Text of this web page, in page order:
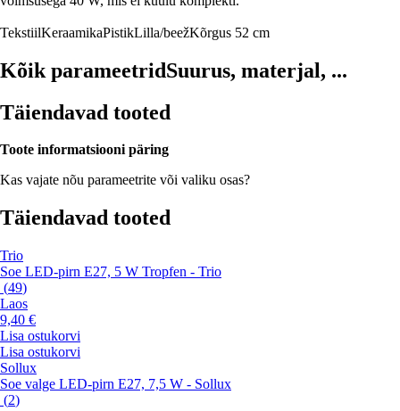
TekstiilKeraamikaPistikLilla/beežKõrgus 52 cm
Kõik parameetridSuurus, materjal, ...
Täiendavad tooted
Toote informatsiooni päring
Kas vajate nõu parameetrite või valiku osas?
Täiendavad tooted
Trio
Soe LED-pirn E27, 5 W Tropfen - Trio
(49)
Laos
9,40 €
Lisa ostukorvi
Lisa ostukorvi
Sollux
Soe valge LED-pirn E27, 7,5 W - Sollux
(2)